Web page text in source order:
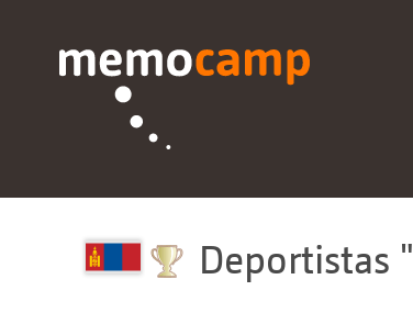
Deportistas